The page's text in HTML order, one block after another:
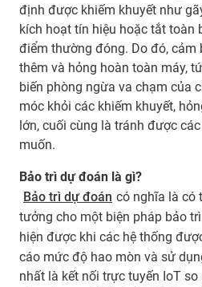
định được khiếm khuyết như
kích hoạt tín hiệu hoặc tắt toàn
điểm thường đóng. Do đó, cảm
thêm và hỏng hoàn toàn máy,
biến phòng ngừa va chạm của
móc khỏi các khiếm khuyết,
lớn, cuối cùng là tránh được
muốn.
Bảo trì dự đoán là gì?
Bảo trì dự đoán có nghĩa là có
tưởng cho một biện pháp bảo
hiện được khi các hệ thống
cáo mức độ hao mòn và sử
nhất là kết nối trực tuyến IoT